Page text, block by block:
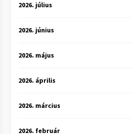
2026. július
2026. június
2026. május
2026. április
2026. március
2026. február